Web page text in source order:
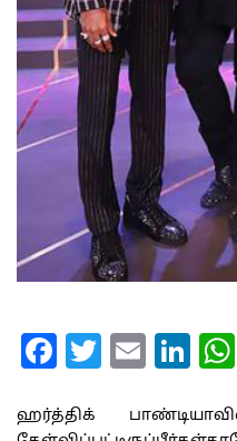
Facebook
Twitter
Email
ஹர்த்திக்